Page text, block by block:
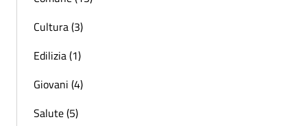
Cultura (3)
Edilizia (1)
Giovani (4)
Salute (5)